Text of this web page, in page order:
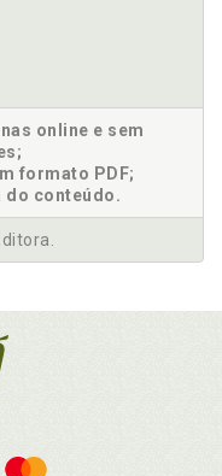
online e sem
formato PDF;
do conteúdo.